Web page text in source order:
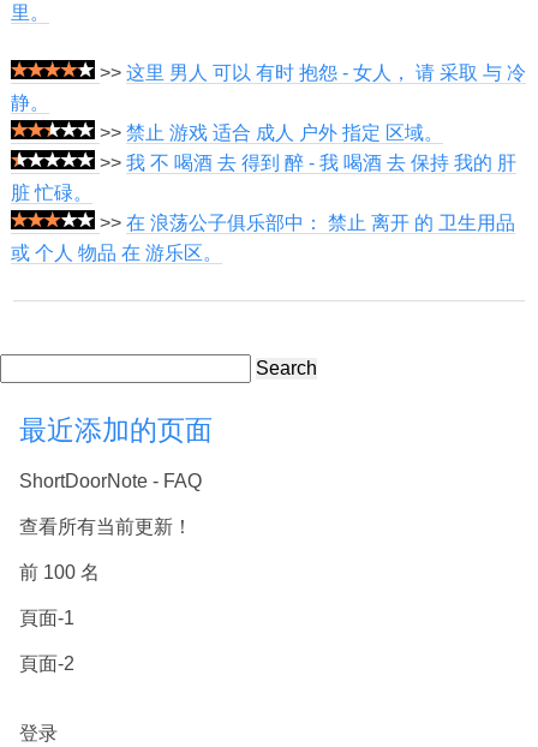
里。
>> 这里 男人 可以 有时 抱怨 - 女人， 请 采取 与 冷
静。
>> 禁止 游戏 适合 成人 户外 指定 区域。
>> 我 不 喝酒 去 得到 醉 - 我 喝酒 去 保持 我的 肝
脏 忙碌。
>> 在 浪荡公子俱乐部中： 禁止 离开 的 卫生用品
或 个人 物品 在 游乐区。
Search
最近添加的页面
ShortDoorNote - FAQ
查看所有当前更新！
前 100 名
頁面-1
頁面-2
登录